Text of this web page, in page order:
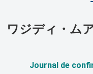
ワジディ・ム
Journal de